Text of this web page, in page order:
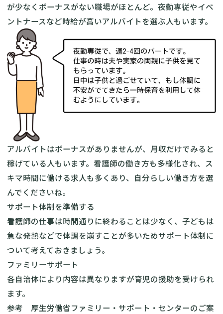
が少なくボーナスがない職場がほとんど。夜勤専従やイベ
ントナースなど時給が高いアルバイトを選ぶ人もいます。
アルバイトはボーナスがありませんが、月収だけでみると
稼げている人もいます。看護師の働き方も多様化され、ス
キマ時間に働ける求人も多くあり、自分らしい働き方を選
んでくださいね。
サポート体制を準備する
看護師の仕事は時間通りに終わることは少なく、子どもは
急な発熱などで体調を崩すことが多いためサポート体制に
ついて考えておきましょう。
ファミリーサポート
各自治体により内容は異なりますが育児の援助を受けられ
ます。
参考 厚生労働省ファミリー・サポート・センターのご案